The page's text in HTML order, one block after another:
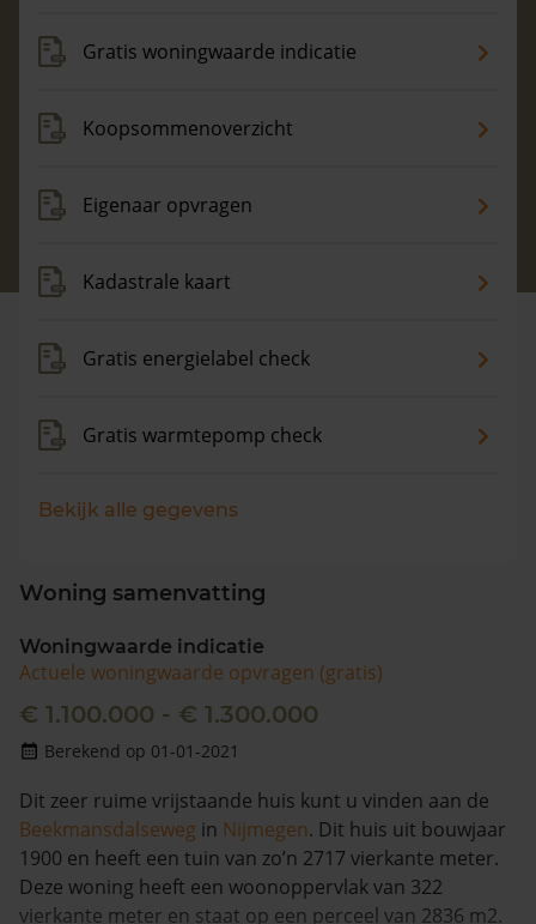
Maandag t/m vrijdag - 08:00 -18:00
Gratis woningwaarde indicatie
Koopsommenoverzicht
Eigenaar opvragen
Kadastrale kaart
Gratis energielabel check
Gratis warmtepomp check
Bekijk alle gegevens
Woning samenvatting
Woningwaarde indicatie
Actuele woningwaarde opvragen (gratis)
€ 1.100.000 - € 1.300.000
Berekend op 01-01-2021
Dit zeer ruime vrijstaande huis kunt u vinden aan de
Beekmansdalseweg in Nijmegen. Dit huis uit bouwjaar
1900 en heeft een tuin van zo’n 2717 vierkante meter.
Deze woning heeft een woonoppervlak van 322
vierkante meter en staat op een perceel van 2836 m2.